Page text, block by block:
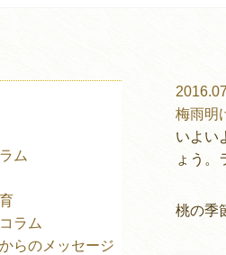
ム
ラム
らのメッセージ
梅雨明
いよい
ょう。
桃の季